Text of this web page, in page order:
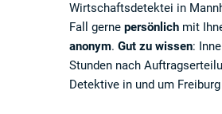
Wirtschaftsdetektei in
Fall gerne persönlich mit
anonym. Gut zu wissen:
Stunden nach
Detektive in und um